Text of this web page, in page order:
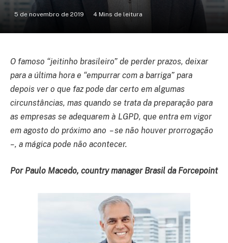
5 de novembro de 2019 4 Mins de leitura
O famoso “jeitinho brasileiro” de perder prazos, deixar
para a última hora e “empurrar com a barriga” para
depois ver o que faz pode dar certo em algumas
circunstâncias, mas quando se trata da preparação para
as empresas se adequarem à LGPD, que entra em vigor
em agosto do próximo ano – se não houver prorrogação
–, a mágica pode não acontecer.
Por Paulo Macedo, country manager Brasil da Forcepoint